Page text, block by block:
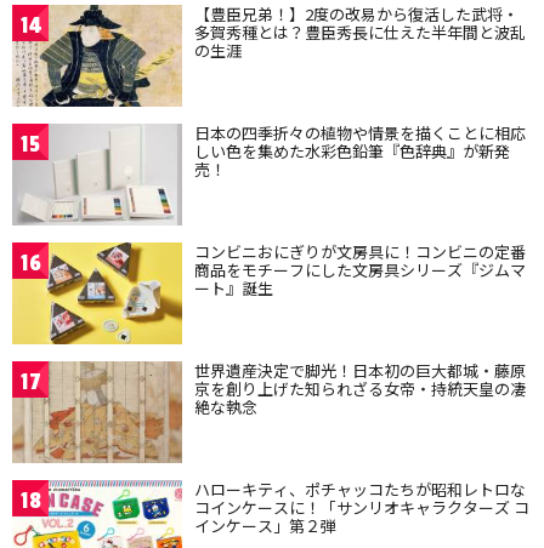
14 【豊臣兄弟！】2度の改易から復活した武将・
多賀秀種とは？豊臣秀長に仕えた半年間と波乱
の生涯
15 日本の四季折々の植物や情景を描くことに相応
しい色を集めた水彩色鉛筆『色辞典』が新発
売！
16 コンビニおにぎりが文房具に！コンビニの定番
商品をモチーフにした文房具シリーズ『ジムマ
ート』誕生
17 世界遺産決定で脚光！日本初の巨大都城・藤原
京を創り上げた知られざる女帝・持統天皇の凄
絶な執念
18 ハローキティ、ポチャッコたちが昭和レトロな
コインケースに！「サンリオキャラクターズ コ
インケース」第２弾